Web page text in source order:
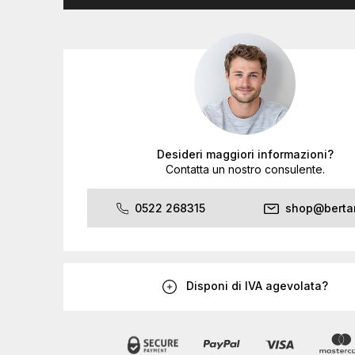
Desideri maggiori informazioni?
Contatta un nostro consulente.
0522 268315
Disponi di IVA agevolata?